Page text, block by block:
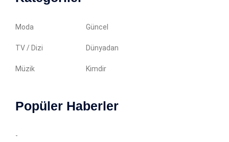
Moda Güncel
TV / Dizi Dünyadan
Müzik Kimdir
Popüler Haberler
-